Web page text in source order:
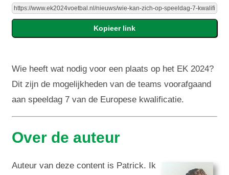
Wie heeft wat nodig voor een plaats op het EK 2024?
Dit zijn de mogelijkheden van de teams voorafgaand
aan speeldag 7 van de Europese kwalificatie.
Over de auteur
Auteur van deze content is Patrick. Ik